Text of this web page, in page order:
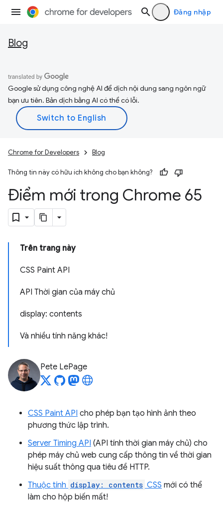
Đăng nhập
Blog
Google sử dụng công nghệ AI để dịch nội dung sang ngôn ngữ
bạn ưu tiên. Bản dịch bằng AI có thể có lỗi.
Chrome for Developers Blog
Thông tin này có hữu ích không cho bạn không?
Điểm mới trong Chrome 65
Trên trang này
CSS Paint API
API Thời gian của máy chủ
display: contents
Và nhiều tính năng khác!
Pete LePage
CSS Paint API cho phép bạn tạo hình ảnh theo
phương thức lập trình.
Server Timing API (API tính thời gian máy chủ) cho
phép máy chủ web cung cấp thông tin về thời gian
hiệu suất thông qua tiêu đề HTTP.
Thuộc tính display: contents CSS mới có thể
làm cho hộp biến mất!